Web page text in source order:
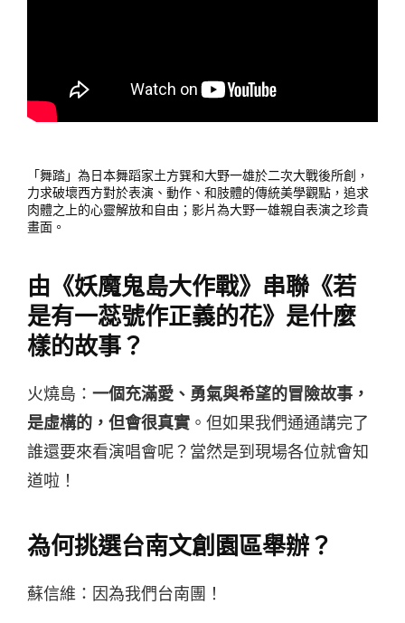
「舞踏」為日本舞蹈家土方巽和大野一雄於二次大戰後所創，
力求破壞西方對於表演、動作、和肢體的傳統美學觀點，追求
肉體之上的心靈解放和自由；影片為大野一雄親自表演之珍貴
畫面。
由《妖魔鬼島大作戰》串聯《若
是有一蕊號作正義的花》是什麼
樣的故事？
火燒島： 一個充滿愛、勇氣與希望的冒險故事，
是虛構的，但會很真實 。但如果我們通通講完了
誰還要來看演唱會呢？當然是到現場各位就會知
道啦！
為何挑選台南文創園區舉辦？
蘇信維：因為我們台南團！